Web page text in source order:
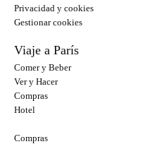
Privacidad y cookies
Gestionar cookies
Viaje a París
Comer y Beber
Ver y Hacer
Compras
Hotel
Compras